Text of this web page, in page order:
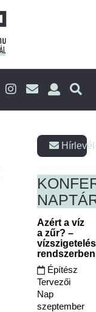
Azért a víz
a zűr? –
Építész
Tervezői
Nap
szeptember